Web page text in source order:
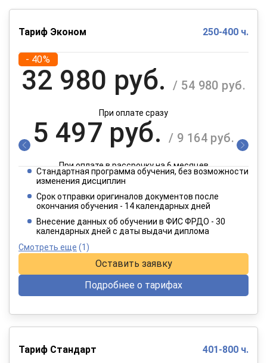
Тариф Эконом 250-400 ч.
- 40%
32 980 руб. / 54 980 руб.
При оплате сразу
5 497 руб. / 9 164 руб.
При оплате в рассрочку на 6 месяцев
2 749 руб.
При оплате в рассрочку на 12 месяцев
Стандартная программа обучения, без возможности
изменения дисциплин
Срок отправки оригиналов документов после
окончания обучения - 14 календарных дней
Внесение данных об обучении в ФИС ФРДО - 30
календарных дней с даты выдачи диплома
Смотреть еще (1)
Оставить заявку
Подробнее о тарифах
Тариф Стандарт 401-800 ч.